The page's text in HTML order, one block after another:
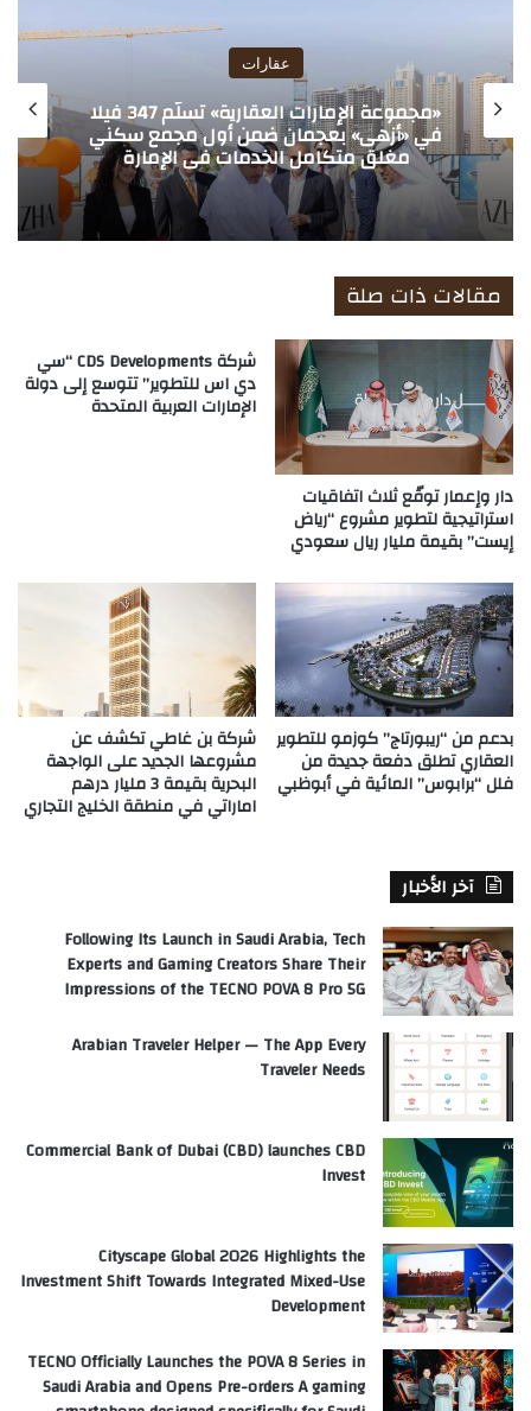
عقارات
«مجموعة الإمارات العقارية» تسلّم 347 فيلا
في «أزهى» بعجمان ضمن أول مجمع سكني
مغلق متكامل الخدمات في الإمارة
مقالات ذات صلة
دار وإعمار توقّع ثلاث اتفاقيات
استراتيجية لتطوير مشروع “رياض
إيست” بقيمة مليار ريال سعودي
شركة CDS Developments “سي
دي اس للتطوير” تتوسع إلى دولة
الإمارات العربية المتحدة
بدعم من “ريبورتاج” كوزمو للتطوير
العقاري تطلق دفعة جديدة من
فلل “برابوس” المائية في أبوظبي
شركة بن غاطي تكشف عن
مشروعها الجديد على الواجهة
البحرية بقيمة 3 مليار درهم
اماراتي في منطقة الخليج التجاري
آخر الأخبار
Following Its Launch in Saudi Arabia, Tech
Experts and Gaming Creators Share Their
Impressions of the TECNO POVA 8 Pro 5G
Arabian Traveler Helper — The App Every
Traveler Needs
Commercial Bank of Dubai (CBD) launches CBD
Invest
Cityscape Global 2026 Highlights the
Investment Shift Towards Integrated Mixed-Use
Development
TECNO Officially Launches the POVA 8 Series in
Saudi Arabia and Opens Pre-orders A gaming